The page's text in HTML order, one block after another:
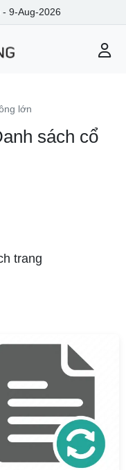
- 9-Aug-2026
lớn
sách cổ
trang